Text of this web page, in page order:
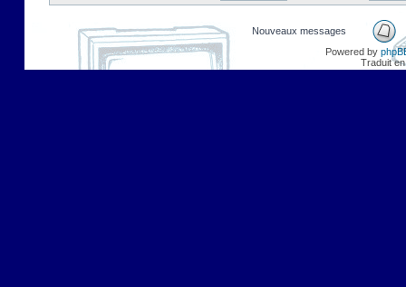
Nouveaux messages
Powered by
Traduit